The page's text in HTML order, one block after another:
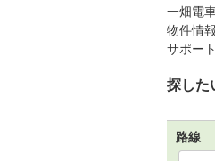
一畑電
物件情
サポー
探した
路線